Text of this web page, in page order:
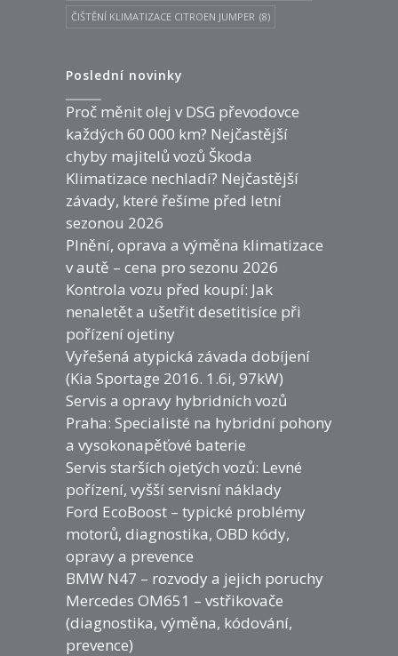
ČIŠTĚNÍ KLIMATIZACE CITROEN JUMPER (8)
Poslední novinky
Proč měnit olej v DSG převodovce
každých 60 000 km? Nejčastější
chyby majitelů vozů Škoda
Klimatizace nechladí? Nejčastější
závady, které řešíme před letní
sezonou 2026
Plnění, oprava a výměna klimatizace
v autě – cena pro sezonu 2026
Kontrola vozu před koupí: Jak
nenaletět a ušetřit desetitisíce při
pořízení ojetiny
Vyřešená atypická závada dobíjení
(Kia Sportage 2016. 1.6i, 97kW)
Servis a opravy hybridních vozů
Praha: Specialisté na hybridní pohony
a vysokonapěťové baterie
Servis starších ojetých vozů: Levné
pořízení, vyšší servisní náklady
Ford EcoBoost – typické problémy
motorů, diagnostika, OBD kódy,
opravy a prevence
BMW N47 – rozvody a jejich poruchy
Mercedes OM651 – vstřikovače
(diagnostika, výměna, kódování,
prevence)